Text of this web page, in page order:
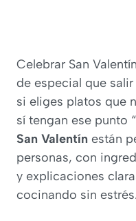
🥑 Tartar de
🍝 Pasta
🍤
limón
🥩 Solomillo
Ximénez
🍗 Pollo
Celebrar San
de especial que
si eliges platos que
sí tengan ese punto
San Valentín están
personas, con
y explicaciones
cocinando sin estrés.